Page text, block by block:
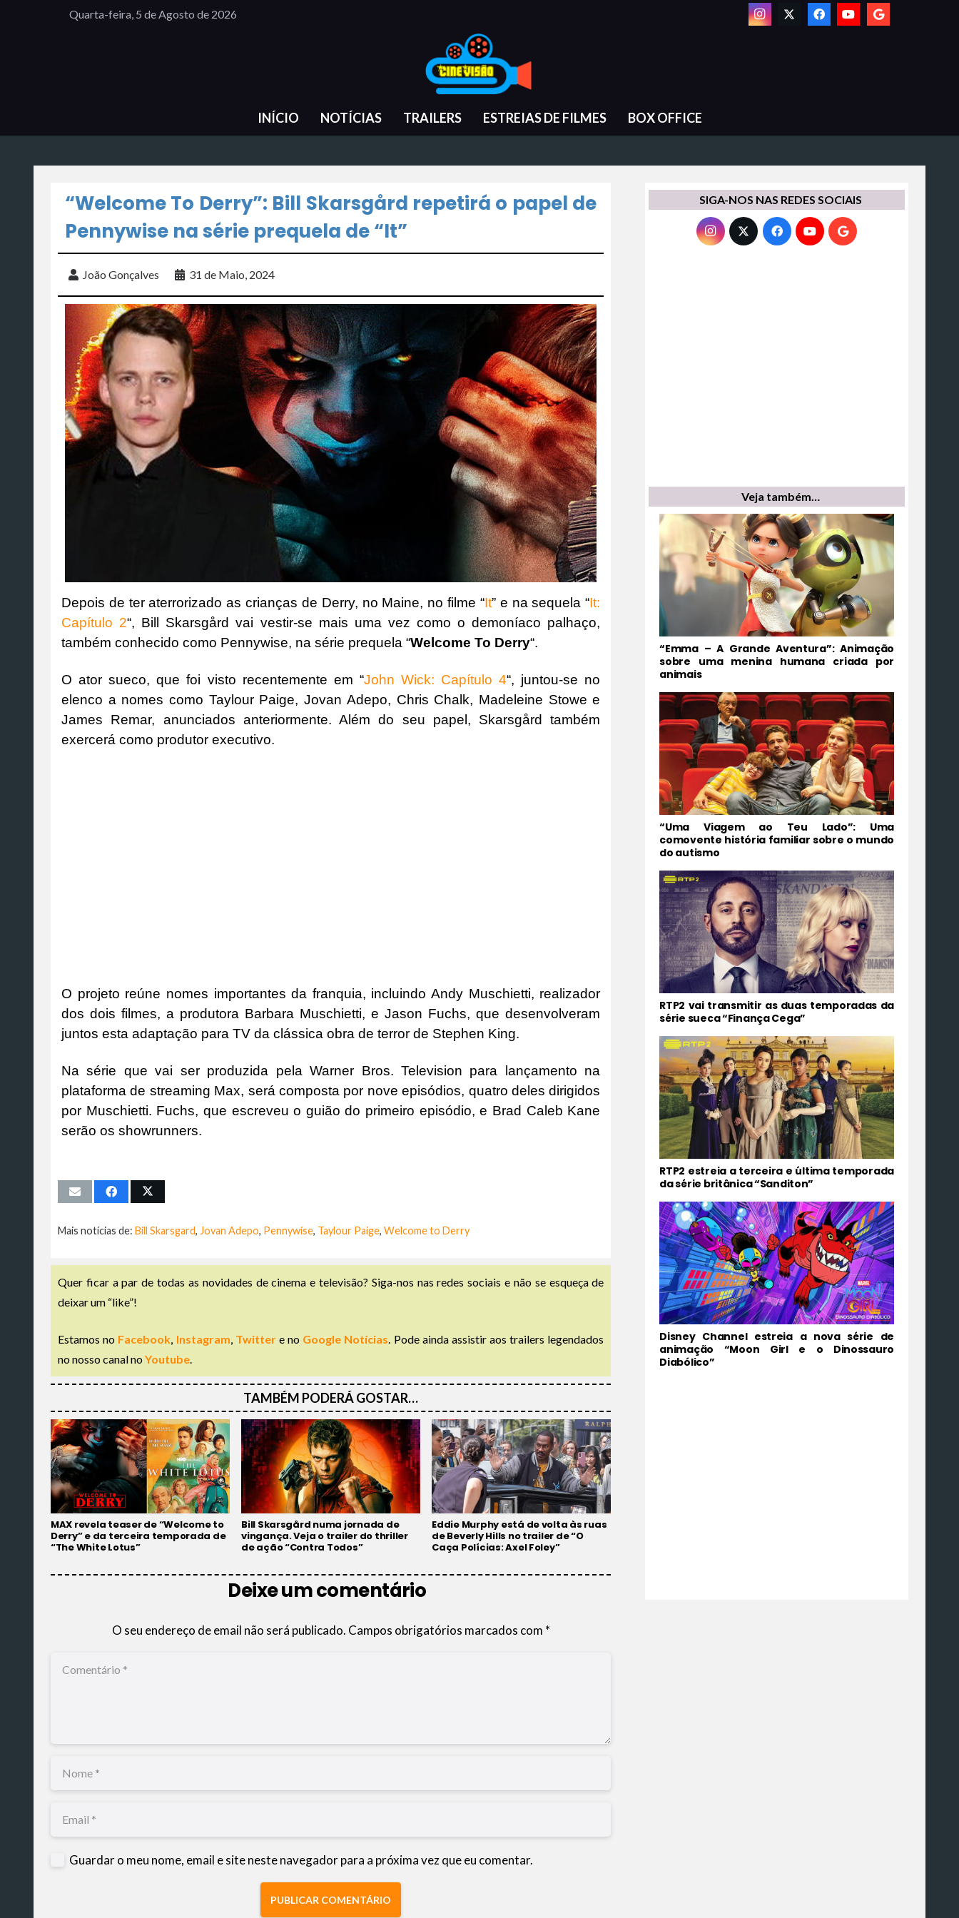
Quarta-feira, 5 de Agosto de 2026
INÍCIO NOTÍCIAS TRAILERS ESTREIAS DE FILMES BOX OFFICE
“Welcome To Derry”: Bill Skarsgård repetirá o papel de
Pennywise na série prequela de “It”
João Gonçalves 31 de Maio, 2024
Depois de ter aterrorizado as crianças de Derry, no Maine, no filme “It” e na sequela “It:
Capítulo 2“, Bill Skarsgård vai vestir-se mais uma vez como o demoníaco palhaço,
também conhecido como Pennywise, na série prequela “Welcome To Derry“.
O ator sueco, que foi visto recentemente em “John Wick: Capítulo 4“, juntou-se no
elenco a nomes como Taylour Paige, Jovan Adepo, Chris Chalk, Madeleine Stowe e
James Remar, anunciados anteriormente. Além do seu papel, Skarsgård também
exercerá como produtor executivo.
O projeto reúne nomes importantes da franquia, incluindo Andy Muschietti, realizador
dos dois filmes, a produtora Barbara Muschietti, e Jason Fuchs, que desenvolveram
juntos esta adaptação para TV da clássica obra de terror de Stephen King.
Na série que vai ser produzida pela Warner Bros. Television para lançamento na
plataforma de streaming Max, será composta por nove episódios, quatro deles dirigidos
por Muschietti. Fuchs, que escreveu o guião do primeiro episódio, e Brad Caleb Kane
serão os showrunners.
Mais notícias de: Bill Skarsgard, Jovan Adepo, Pennywise, Taylour Paige, Welcome to Derry
Quer ficar a par de todas as novidades de cinema e televisão? Siga-nos nas redes sociais e não se esqueça de
deixar um “like”!
Estamos no Facebook, Instagram, Twittere no Google Notícias. Pode ainda assistir aos trailers legendados
no nosso canal noYoutube.
TAMBÉM PODERÁ GOSTAR…
MAX revela teaser de “Welcome to
Derry” e da terceira temporada de
“The White Lotus”
Bill Skarsgård numa jornada de
vingança. Veja o trailer do thriller
de ação “Contra Todos”
Eddie Murphy está de volta às ruas
de Beverly Hills no trailer de “O
Caça Polícias: Axel Foley”
Deixe um comentário
O seu endereço de email não será publicado. Campos obrigatórios marcados com *
Guardar o meu nome, email e site neste navegador para a próxima vez que eu comentar.
PUBLICAR COMENTÁRIO
SIGA-NOS NAS REDES SOCIAIS
Veja também…
“Emma – A Grande Aventura”: Animação
sobre uma menina humana criada por
animais
“Uma Viagem ao Teu Lado”: Uma
comovente história familiar sobre o mundo
do autismo
RTP2 vai transmitir as duas temporadas da
série sueca “Finança Cega”
RTP2 estreia a terceira e última temporada
da série britânica “Sanditon”
Disney Channel estreia a nova série de
animação “Moon Girl e o Dinossauro
Diabólico”